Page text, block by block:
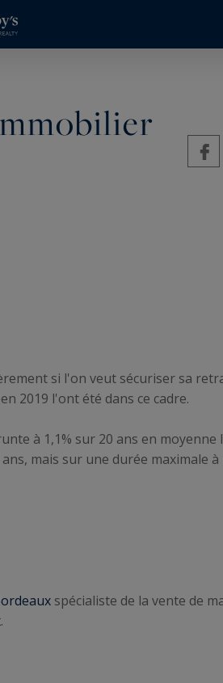
si l'on veut sécuriser sa
2019 l'ont été dans ce cadre.
à 1,1% sur 20 ans en moyenne
mais sur une durée maximale
spécialiste de la vente de
.